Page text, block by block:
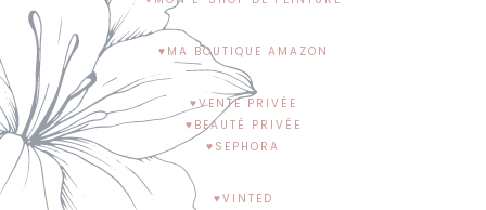
♥MA BOUTIQUE AMAZON
♥VENTE PRIVÉE
♥BEAUTÉ PRIVÉE
♥SEPHORA
♥VINTED